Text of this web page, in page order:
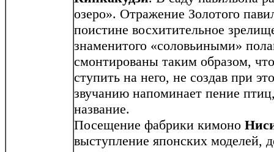
озеро». Отражение Золотого
поистине восхитительное
знаменитого «соловьиными»
смонтированы таким образом,
ступить на него, не создав при
звучанию напоминает пение
название.
Посещение фабрики кимоно
выступление японских моделей,